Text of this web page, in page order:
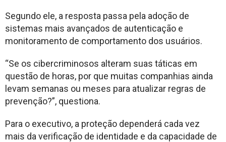
Segundo ele, a resposta passa pela adoção de
sistemas mais avançados de autenticação e
monitoramento de comportamento dos usuários.
“Se os cibercriminosos alteram suas táticas em
questão de horas, por que muitas companhias ainda
levam semanas ou meses para atualizar regras de
prevenção?”, questiona.
Para o executivo, a proteção dependerá cada vez
mais da verificação de identidade e da capacidade de